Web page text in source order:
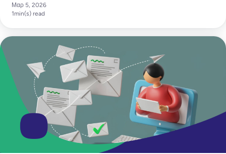
Μαρ 5, 2026
1min(s) read